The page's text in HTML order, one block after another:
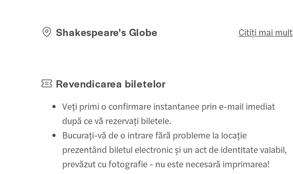
Shakespeare's Globe Citiți mai mult
Revendicarea biletelor
Veți primi o confirmare instantanee prin e-mail imediat
după ce vă rezervați biletele.
Bucurați-vă de o intrare fără probleme la locație
prezentând biletul electronic și un act de identitate valabil,
prevăzut cu fotografie - nu este necesară imprimarea!